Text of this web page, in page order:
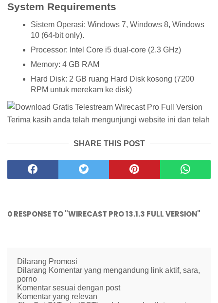
System Requirements
Sistem Operasi: Windows 7, Windows 8, Windows
10 (64-bit only).
Processor: Intel Core i5 dual-core (2.3 GHz)
Memory: 4 GB RAM
Hard Disk: 2 GB ruang Hard Disk kosong (7200
RPM untuk merekam ke disk)
Terima kasih anda telah mengunjungi website ini dan telah
SHARE THIS POST
0 RESPONSE TO "WIRECAST PRO 13.1.3 FULL VERSION"
Dilarang Promosi
Dilarang Komentar yang mengandung link aktif, sara,
porno
Komentar sesuai dengan post
Komentar yang relevan